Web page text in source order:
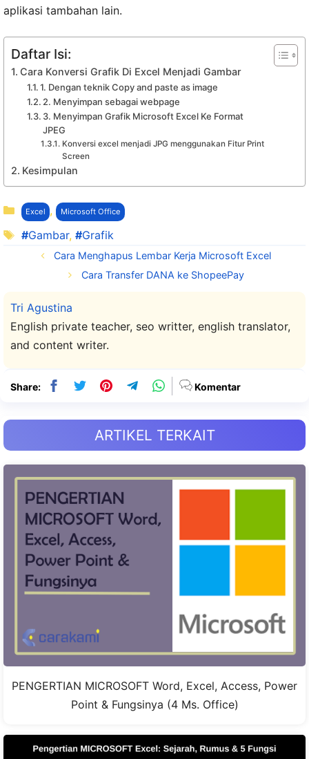
aplikasi tambahan lain.
Daftar Isi:
Cara Konversi Grafik Di Excel Menjadi Gambar
1. Dengan teknik Copy and paste as image
2. Menyimpan sebagai webpage
3. Menyimpan Grafik Microsoft Excel Ke Format
JPEG
Konversi excel menjadi JPG menggunakan Fitur Print
Screen
Kesimpulan
Kategori
Excel , Microsoft Office
Tag
Gambar, Grafik
Cara Menghapus Lembar Kerja Microsoft Excel
Cara Transfer DANA ke ShopeePay
Tri Agustina
English private teacher, seo writter, english translator,
and content writer.
Share: Komentar
ARTIKEL TERKAIT
PENGERTIAN MICROSOFT Word, Excel, Access, Power
Point & Fungsinya (4 Ms. Office)